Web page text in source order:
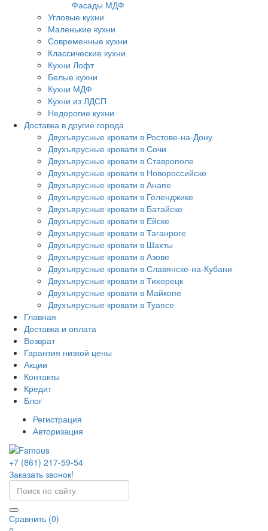
Фасады МДФ
Угловые кухни
Маленькие кухни
Современные кухни
Классические кухни
Кухни Лофт
Белые кухни
Кухни МДФ
Кухни из ЛДСП
Недорогие кухни
Доставка в другие города
Двухъярусные кровати в Ростове-на-Дону
Двухъярусные кровати в Сочи
Двухъярусные кровати в Ставрополе
Двухъярусные кровати в Новороссийске
Двухъярусные кровати в Анапе
Двухъярусные кровати в Геленджике
Двухъярусные кровати в Батайске
Двухъярусные кровати в Ейске
Двухъярусные кровати в Таганроге
Двухъярусные кровати в Шахты
Двухъярусные кровати в Азове
Двухъярусные кровати в Славянске-на-Кубани
Двухъярусные кровати в Тихорецк
Двухъярусные кровати в Майкопе
Двухъярусные кровати в Туапсе
Главная
Доставка и оплата
Возврат
Гарантия низкой цены
Акции
Контакты
Кредит
Блог
Регистрация
Авторизация
+7 (861) 217-59-54
Заказать звонок!
Сравнить (0)